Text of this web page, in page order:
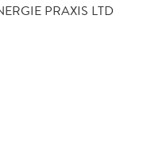
PRAXIS LTD